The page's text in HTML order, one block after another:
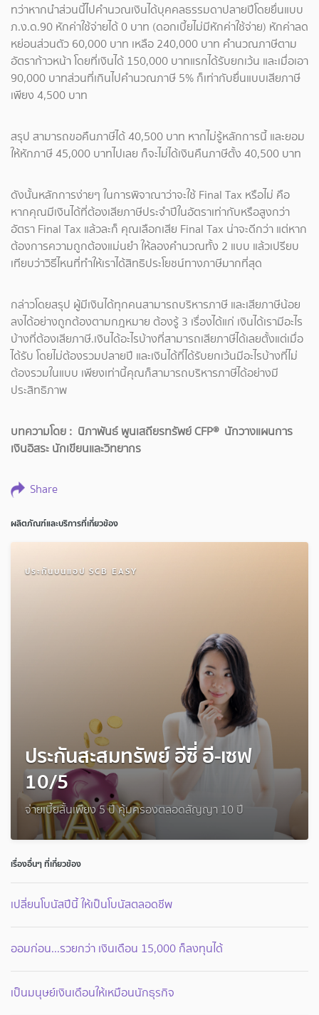
ทว่าหากนำส่วนนี้ไปคำนวณเงินได้บุคคลธรรมดาปลายปีโดยยื่นแบบ
ภ.ง.ด.90 หักค่าใช้จ่ายได้ 0 บาท (ดอกเบี้ยไม่มีหักค่าใช้จ่าย) หักค่าลด
หย่อนส่วนตัว 60,000 บาท เหลือ 240,000 บาท คำนวณภาษีตาม
อัตราก้าวหน้า โดยที่เงินได้ 150,000 บาทแรกได้รับยกเว้น และเมื่อเอา
90,000 บาทส่วนที่เกินไปคำนวณภาษี 5% ก็เท่ากับยื่นแบบเสียภาษี
เพียง 4,500 บาท
สรุป สามารถขอคืนภาษีได้ 40,500 บาท หากไม่รู้หลักการนี้ และยอม
ให้หักภาษี 45,000 บาทไปเลย ก็จะไม่ได้เงินคืนภาษีตั้ง 40,500 บาท
ดังนั้นหลักการง่ายๆ ในการพิจาณาว่าจะใช้ Final Tax หรือไม่ คือ
หากคุณมีเงินได้ที่ต้องเสียภาษีประจำปีในอัตราเท่ากับหรือสูงกว่า
อัตรา Final Tax แล้วละก็ คุณเลือกเสีย Final Tax น่าจะดีกว่า แต่หาก
ต้องการความถูกต้องแม่นยำ ให้ลองคำนวณทั้ง 2 แบบ แล้วเปรียบ
เทียบว่าวิธีไหนที่ทำให้เราได้สิทธิประโยชน์ทางภาษีมากที่สุด
กล่าวโดยสรุป ผู้มีเงินได้ทุกคนสามารถบริหารภาษี และเสียภาษีน้อย
ลงได้อย่างถูกต้องตามกฎหมาย ต้องรู้ 3 เรื่องได้แก่ เงินได้เรามีอะไร
บ้างที่ต้องเสียภาษี.เงินได้อะไรบ้างที่สามารถเสียภาษีได้เลยตั้งแต่เมื่อ
ได้รับ โดยไม่ต้องรวมปลายปี และเงินได้ที่ได้รับยกเว้นมีอะไรบ้างที่ไม่
ต้องรวมในแบบ เพียงเท่านี้คุณก็สามารถบริหารภาษีได้อย่างมี
ประสิทธิภาพ
บทความโดย : นิภาพันธ์ พูนเสถียรทรัพย์ CFP® นักวางแผนการ
เงินอิสระ นักเขียนและวิทยากร
Share
ผลิตภัณฑ์และบริการที่เกี่ยวข้อง
ประกันบนแอป SCB EASY
ประกันสะสมทรัพย์ อีซี่ อี-เซฟ
10/5
จ่ายเบี้ยสั้นเพียง 5 ปี คุ้มครองตลอดสัญญา 10 ปี
เรื่องอื่นๆ ที่เกี่ยวข้อง
เปลี่ยนโบนัสปีนี้ ให้เป็นโบนัสตลอดชีพ
ออมก่อน...รวยกว่า เงินเดือน 15,000 ก็ลงทุนได้
เป็นมนุษย์เงินเดือนให้เหมือนนักธุรกิจ